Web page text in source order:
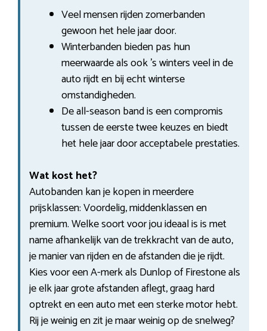
Veel mensen rijden zomerbanden
gewoon het hele jaar door.
Winterbanden bieden pas hun
meerwaarde als ook ’s winters veel in de
auto rijdt en bij echt winterse
omstandigheden.
De all-season band is een compromis
tussen de eerste twee keuzes en biedt
het hele jaar door acceptabele prestaties.
Wat kost het?
Autobanden kan je kopen in meerdere
prijsklassen: Voordelig, middenklassen en
premium. Welke soort voor jou ideaal is is met
name afhankelijk van de trekkracht van de auto,
je manier van rijden en de afstanden die je rijdt.
Kies voor een A-merk als Dunlop of Firestone als
je elk jaar grote afstanden aflegt, graag hard
optrekt en een auto met een sterke motor hebt.
Rij je weinig en zit je maar weinig op de snelweg?